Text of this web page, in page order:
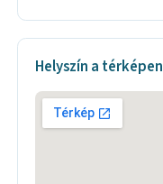
Helyszín a térképen